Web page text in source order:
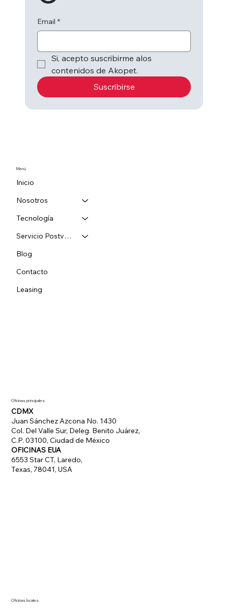
Email *
Si, acepto suscribirme alos
contenidos de Akopet.
Suscribirse
Inicio
Nosotros
Tecnología
Servicio Postventa
Blog
Contacto
Leasing
Menú
Oficinas principales
CDMX
Juan Sánchez Azcona No. 1430
Col. Del Valle Sur, Deleg. Benito Juárez,
C.P. 03100, Ciudad de México
OFICINAS EUA
6553 Star CT, Laredo,
Texas, 78041, USA
Oficinas locales